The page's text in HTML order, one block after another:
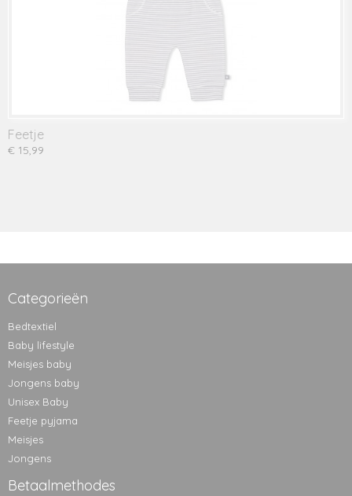
Feetje
€ 15,99
Categorieën
Bedtextiel
Baby lifestyle
Meisjes baby
Jongens baby
Unisex Baby
Feetje pyjama
Meisjes
Jongens
Betaalmethodes